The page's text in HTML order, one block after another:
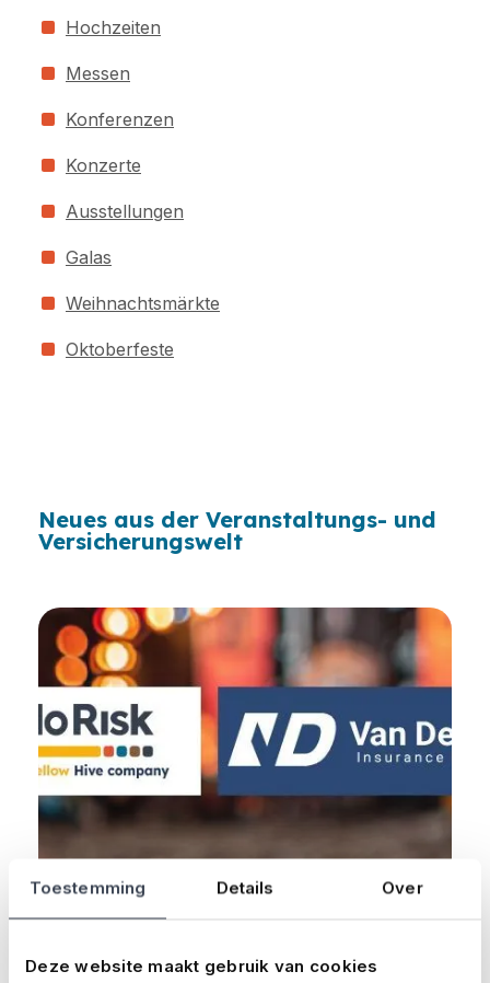
Toestemming Details Over
Deze website maakt gebruik van cookies
Hochzeiten
Messen
Konferenzen
Konzerte
Ausstellungen
Galas
Weihnachtsmärkte
Oktoberfeste
Neues aus der Veranstaltungs- und
Versicherungswelt
4 min 08.12.2025